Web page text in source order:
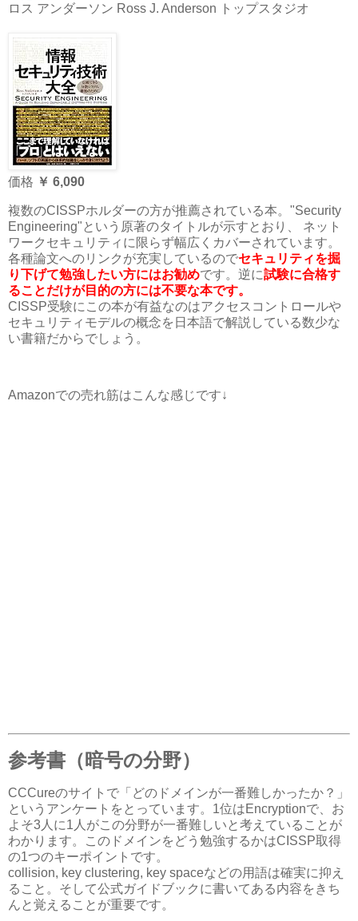
ロス アンダーソン Ross J. Anderson トップスタジオ
価格 ￥ 6,090
複数のCISSPホルダーの方が推薦されている本。"Security
Engineering"という原著のタイトルが示すとおり、 ネット
ワークセキュリティに限らず幅広くカバーされています。
各種論文へのリンクが充実しているのでセキュリティを掘
り下げて勉強したい方にはお勧めです。逆に試験に合格す
ることだけが目的の方には不要な本です。
CISSP受験にこの本が有益なのはアクセスコントロールや
セキュリティモデルの概念を日本語で解説している数少な
い書籍だからでしょう。
Amazonでの売れ筋はこんな感じです↓
参考書（暗号の分野）
CCCureのサイトで「どのドメインが一番難しかったか？」
というアンケートをとっています。1位はEncryptionで、お
よそ3人に1人がこの分野が一番難しいと考えていることが
わかります。このドメインをどう勉強するかはCISSP取得
の1つのキーポイントです。
collision, key clustering, key spaceなどの用語は確実に抑え
ること。そして公式ガイドブックに書いてある内容をきち
んと覚えることが重要です。